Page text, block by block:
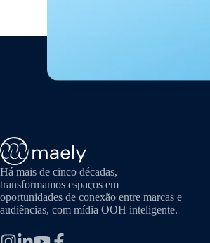
Há mais de cinco décadas,
transformamos espaços em
oportunidades de conexão entre marcas e
audiências, com mídia OOH inteligente.